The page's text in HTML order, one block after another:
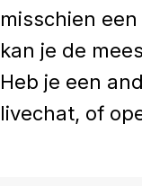
misschien
kan je de
Heb je een
livechat, of